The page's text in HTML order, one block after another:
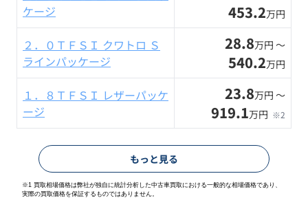
ケージ
453.2万円
２．０ＴＦＳＩ クワトロ Ｓ
ラインパッケージ
28.8万円 〜
540.2万円
１．８ＴＦＳＩ レザーパッケ
ージ
23.8万円 〜
919.1万円 ※2
もっと見る
※1 買取相場価格は弊社が独自に統計分析した中古車買取における一般的な相場価格であり、
実際の買取価格を保証するものではありません。